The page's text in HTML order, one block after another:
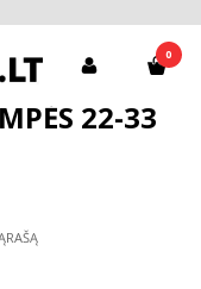
0
22-33